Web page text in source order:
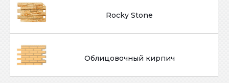
Rocky Stone
Облицовочный кирпич